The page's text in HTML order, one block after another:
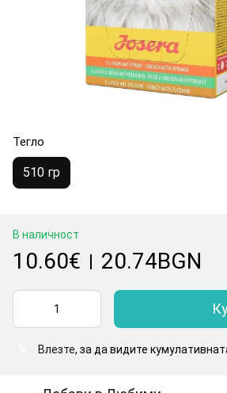
Тегло
510 гр
В наличност
10.60€ | 20.74BGN
Влезте, за да видите